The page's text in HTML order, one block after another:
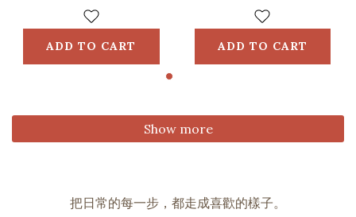
ADD TO CART ADD TO CART
Show more
把日常的每一步，都走成喜歡的樣子。